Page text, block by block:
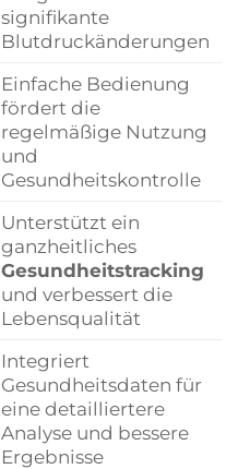
signifikante
Blutdruckänderungen
Einfache Bedienung
fördert die
regelmäßige Nutzung
und
Gesundheitskontrolle
Unterstützt ein
ganzheitliches
Gesundheitstracking
und verbessert die
Lebensqualität
Integriert
Gesundheitsdaten für
eine detailliertere
Analyse und bessere
Ergebnisse